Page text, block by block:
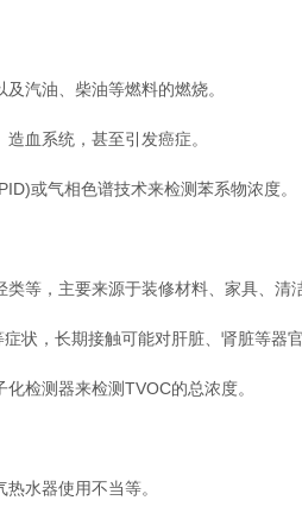
汽油、柴油等燃料的燃烧。
血系统，甚至引发癌症。
或气相色谱技术来检测苯系物浓度。
，主要来源于装修材料、家具、清洁
，长期接触可能对肝脏、肾脏等器官
检测器来检测TVOC的总浓度。
水器使用不当等。